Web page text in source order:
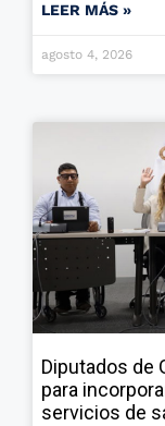
LEER MÁS »
agosto 4, 2026
Diputados de
para
servicios de